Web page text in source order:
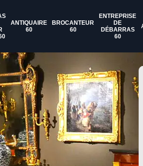
ANTIQUAIRE
60
BROCANTEUR
60
ENTREPRISE
DE
DÉBARRAS
60